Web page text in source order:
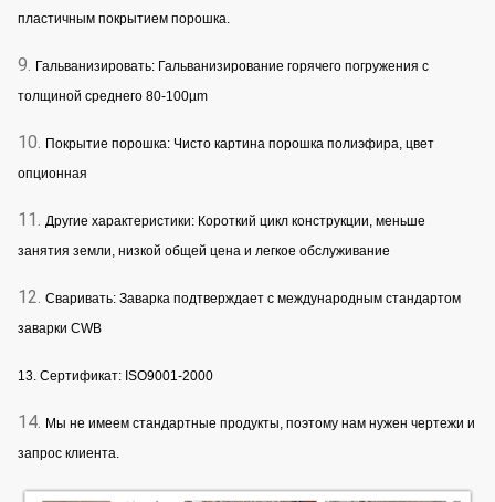
пластичным покрытием порошка.
9. Гальванизировать: Гальванизирование горячего погружения с
толщиной среднего 80-100µm
10. Покрытие порошка: Чисто картина порошка полиэфира, цвет
опционная
11. Другие характеристики: Короткий цикл конструкции, меньше
занятия земли, низкой общей цена и легкое обслуживание
12. Сваривать: Заварка подтверждает с международным стандартом
заварки CWB
13. Сертификат: ISO9001-2000
14. Мы не имеем стандартные продукты, поэтому нам нужен чертежи и
запрос клиента.